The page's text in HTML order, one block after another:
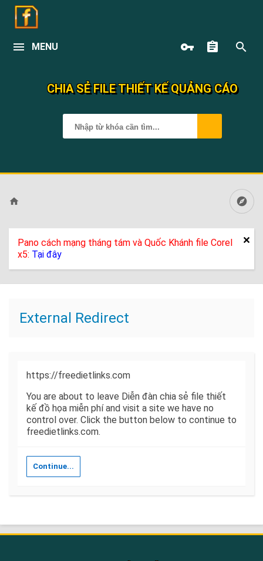
MENU
CHIA SẺ FILE THIẾT KẾ QUẢNG CÁO
Pano cách mạng tháng tám và Quốc Khánh file Corel
x5: Tại đây
External Redirect
https://freedietlinks.com
You are about to leave Diễn đàn chia sẻ file thiết
kế đồ họa miễn phí and visit a site we have no
control over. Click the button below to continue to
freedietlinks.com.
Continue...